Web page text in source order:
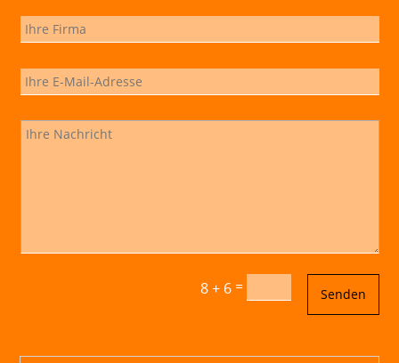
8 + 6= Senden